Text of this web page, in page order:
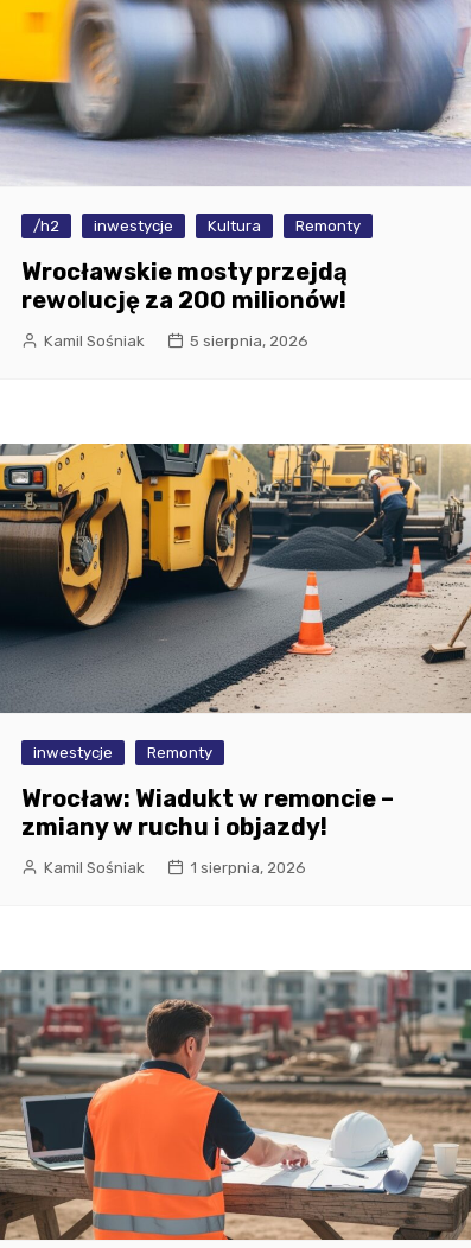
/h2 inwestycje Kultura Remonty
Wrocławskie mosty przejdą
rewolucję za 200 milionów!
Kamil Sośniak 5 sierpnia, 2026
inwestycje Remonty
Wrocław: Wiadukt w remoncie –
zmiany w ruchu i objazdy!
Kamil Sośniak 1 sierpnia, 2026